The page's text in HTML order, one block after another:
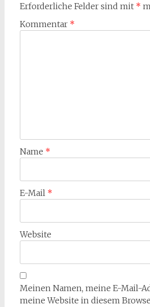
Erforderliche Felder sind mit *
Kommentar *
Name *
E-Mail *
Website
Meinen Namen, meine E-Mail-
meine Website in diesem